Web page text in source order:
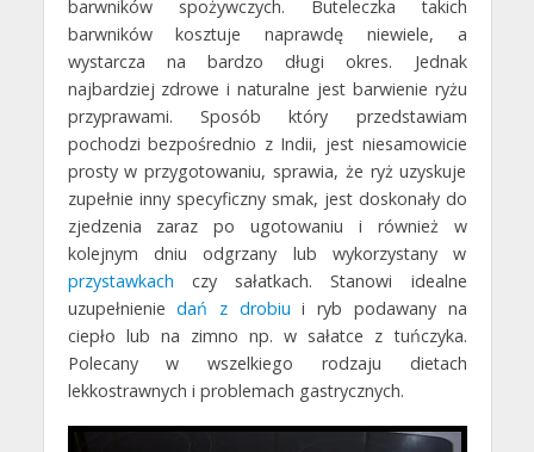
barwników spożywczych. Buteleczka takich
barwników kosztuje naprawdę niewiele, a
wystarcza na bardzo długi okres. Jednak
najbardziej zdrowe i naturalne jest barwienie ryżu
przyprawami. Sposób który przedstawiam
pochodzi bezpośrednio z Indii, jest niesamowicie
prosty w przygotowaniu, sprawia, że ryż uzyskuje
zupełnie inny specyficzny smak, jest doskonały do
zjedzenia zaraz po ugotowaniu i również w
kolejnym dniu odgrzany lub wykorzystany w
przystawkach czy sałatkach. Stanowi idealne
uzupełnieniedań z drobiu i ryb podawany na
ciepło lub na zimno np. w sałatce z tuńczyka.
Polecany w wszelkiego rodzaju dietach
lekkostrawnych i problemach gastrycznych.